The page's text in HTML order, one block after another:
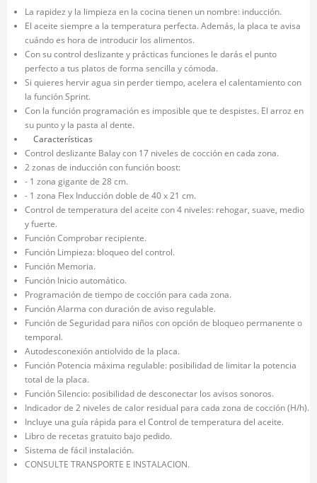
La rapidez y la limpieza en la cocina tienen un nombre: inducción.
El aceite siempre a la temperatura perfecta. Además, la placa te avisa
cuándo es hora de introducir los alimentos.
Con su control deslizante y prácticas funciones le darás el punto
perfecto a tus platos de forma sencilla y cómoda.
Si quieres hervir agua sin perder tiempo, acelera el calentamiento con
la función Sprint.
Con la función programación es imposible que te despistes. El arroz en
su punto y la pasta al dente.
Características
Control deslizante Balay con 17 niveles de cocción en cada zona.
2 zonas de inducción con función boost:
- 1 zona gigante de 28 cm.
- 1 zona Flex Inducción doble de 40 x 21 cm.
Control de temperatura del aceite con 4 niveles: rehogar, suave, medio
y fuerte.
Función Comprobar recipiente.
Función Limpieza: bloqueo del control.
Función Memoria.
Función Inicio automático.
Programación de tiempo de cocción para cada zona.
Función Alarma con duración de aviso regulable.
Función de Seguridad para niños con opción de bloqueo permanente o
temporal.
Autodesconexión antiolvido de la placa.
Función Potencia máxima regulable: posibilidad de limitar la potencia
total de la placa.
Función Silencio: posibilidad de desconectar los avisos sonoros.
Indicador de 2 niveles de calor residual para cada zona de cocción (H/h).
Incluye una guía rápida para el Control de temperatura del aceite.
Libro de recetas gratuito bajo pedido.
Sistema de fácil instalación.
CONSULTE TRANSPORTE E INSTALACION.